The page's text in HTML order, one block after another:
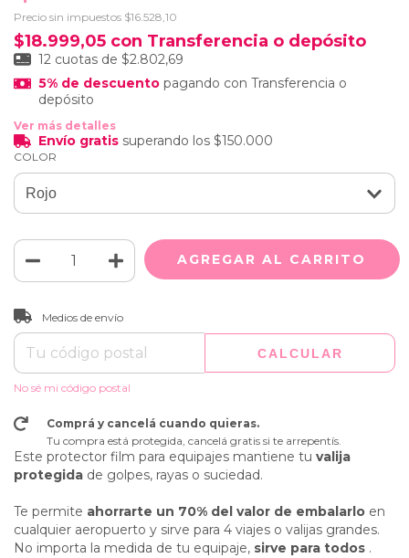
Precio sin impuestos $16.528,10
$18.999,05 con Transferencia o depósito
12 cuotas de $2.802,69
5% de descuentopagando con Transferencia o
depósito
Ver más detalles
Envío gratis superando los $150.000
COLOR
Entregas para el CP:
Medios de envío
CALCULAR
No sé mi código postal
Comprá y cancelá cuando quieras.
Tu compra está protegida, cancelá gratis si te arrepentís.
Este protector film para equipajes mantiene tu valija
protegida de golpes, rayas o suciedad.
Te permite ahorrarte un 70% del valor de embalarlo en
cualquier aeropuerto y sirve para 4 viajes o valijas grandes.
No importa la medida de tu equipaje, sirve para todos .